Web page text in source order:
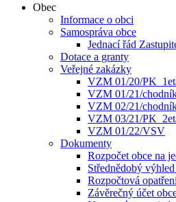
Obec
Informace o obci
Samospráva obce
Jednací řád
Dotace a granty
Veřejné zakázky
VZM 01/20/
VZM 01/21/chodník
VZM 02/21/
VZM 03/21/
VZM 01/22/VSV
Dokumenty
Rozpočet obce na
Střednědobý
Rozpočtová
Závěrečný účet